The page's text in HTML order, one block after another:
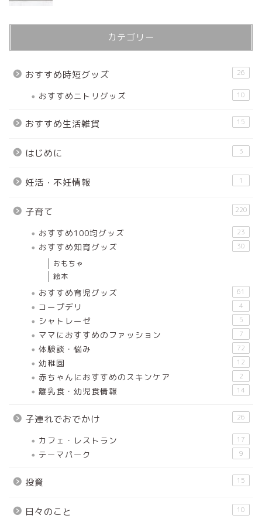
カテゴリー
おすすめ時短グッズ 26
おすすめニトリグッズ 10
おすすめ生活雑貨 15
はじめに 3
妊活・不妊情報 1
子育て 220
おすすめ100均グッズ 23
おすすめ知育グッズ 30
おもちゃ
絵本
おすすめ育児グッズ 61
コープデリ 4
シャトレーゼ 5
ママにおすすめのファッション 7
体験談・悩み 72
幼稚園 12
赤ちゃんにおすすめのスキンケア 2
離乳食・幼児食情報 14
子連れでおでかけ 26
カフェ・レストラン 17
テーマパーク 9
投資 15
日々のこと 10